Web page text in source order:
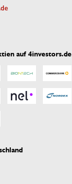
auf 4investors.de